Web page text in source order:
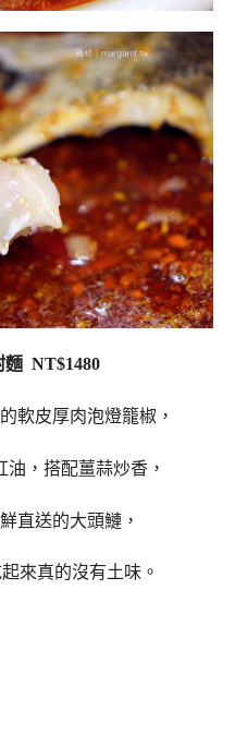
麵 NT$1480
軟皮厚肉泡燈籠椒，
，搭配薑蒜炒香，
直送的大頭鰱，
來真的沒有土味。